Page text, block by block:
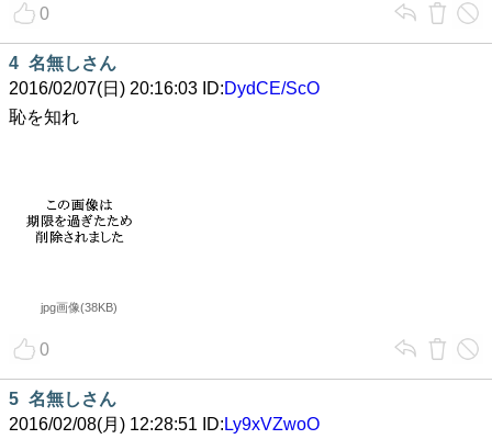
0
4 名無しさん
2016/02/07(日) 20:16:03 ID:DydCE/ScO
恥を知れ
jpg画像(38KB)
0
5 名無しさん
2016/02/08(月) 12:28:51 ID: Ly9xVZwoO